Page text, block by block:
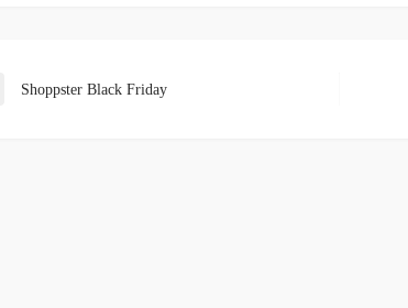
Shoppster Black Friday